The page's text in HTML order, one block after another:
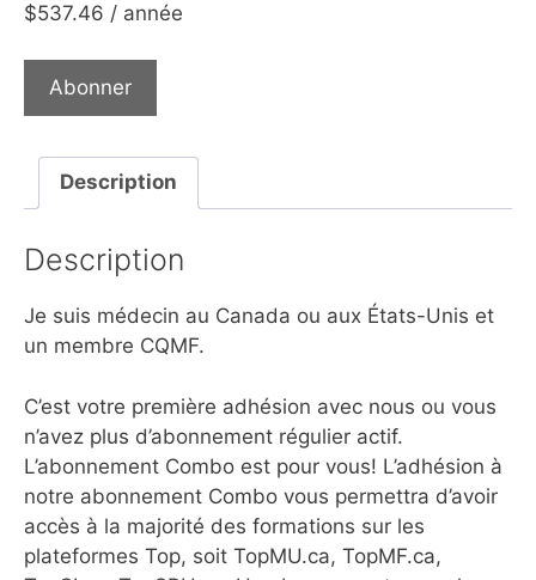
$537.46 / année
Abonner
Description
Description
Je suis médecin au Canada ou aux États-Unis et
un membre CQMF.
C’est votre première adhésion avec nous ou vous
n’avez plus d’abonnement régulier actif.
L’abonnement Combo est pour vous! L’adhésion à
notre abonnement Combo vous permettra d’avoir
accès à la majorité des formations sur les
plateformes Top, soit TopMU.ca, TopMF.ca,